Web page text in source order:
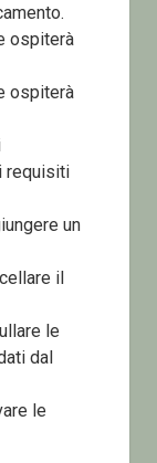
ospiterà
ospiterà
requisiti
un
il
le
dal
le